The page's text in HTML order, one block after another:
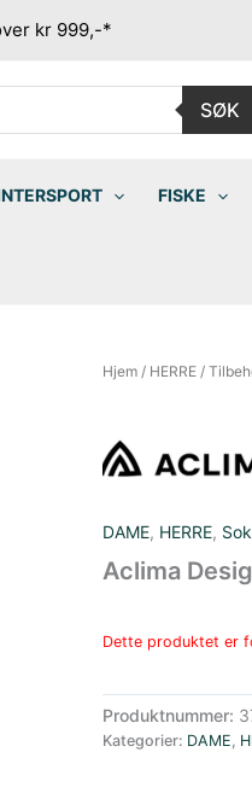
kr 999,-*
SØK
FISKE
Hjem/ HERRE/
DAME, HERRE,
Aclima
Dette produktet er
Produktnummer:
Kategorier: DAME,